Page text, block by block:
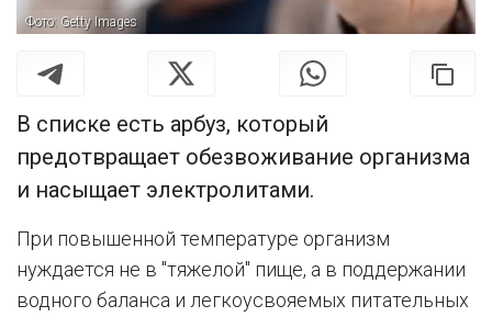
Фото: Getty Images
В списке есть арбуз, который
предотвращает обезвоживание организма
и насыщает электролитами.
При повышенной температуре организм
нуждается не в "тяжелой" пище, а в поддержании
водного баланса и легкоусвояемых питательных